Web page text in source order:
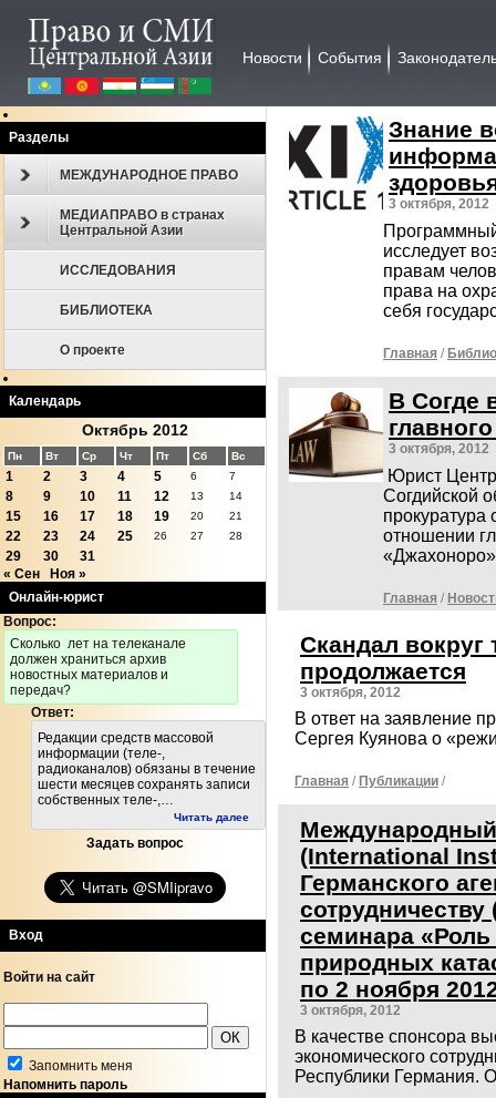
Новости События
Разделы
МЕЖДУНАРОДНОЕ ПРАВО
МЕДИАПРАВО в странах
Центральной Азии
ИССЛЕДОВАНИЯ
БИБЛИОТЕКА
О проекте
Календарь
Октябрь 2012
Пн Вт Ср Чт Пт Сб Вс
1 2 3 4 5 6 7
8 9 10 11 12 13 14
15 16 17 18 19 20 21
22 23 24 25 26 27 28
29 30
31
« Сен
Ноя »
Онлайн-юрист
Вопрос:
Cколько лет на телеканале
должен храниться архив
новостных материалов и
передач?
Ответ:
Редакции средств массовой
информации (теле-,
радиоканалов) обязаны в течение
шести месяцев сохранять записи
собственных теле-,…
Читать далее
Задать вопрос
Вход
Войти на сайт
Запомнить меня
Напомнить пароль
Знание
3 октября, 2012
исследует
правам
права на
себя
Главная /
В Согде
3 октября, 2012
Юрист
Согдийской
прокуратура
отношении
Главная /
Скандал вокруг
продолжается
3 октября, 2012
В ответ на заявление
Сергея Куянова о
Главная / Публикации /
Международный
(International
Германского
семинара
природных
по 2 нoября
3 октября, 2012
В качестве спонсора
экономического
Республики Германия.